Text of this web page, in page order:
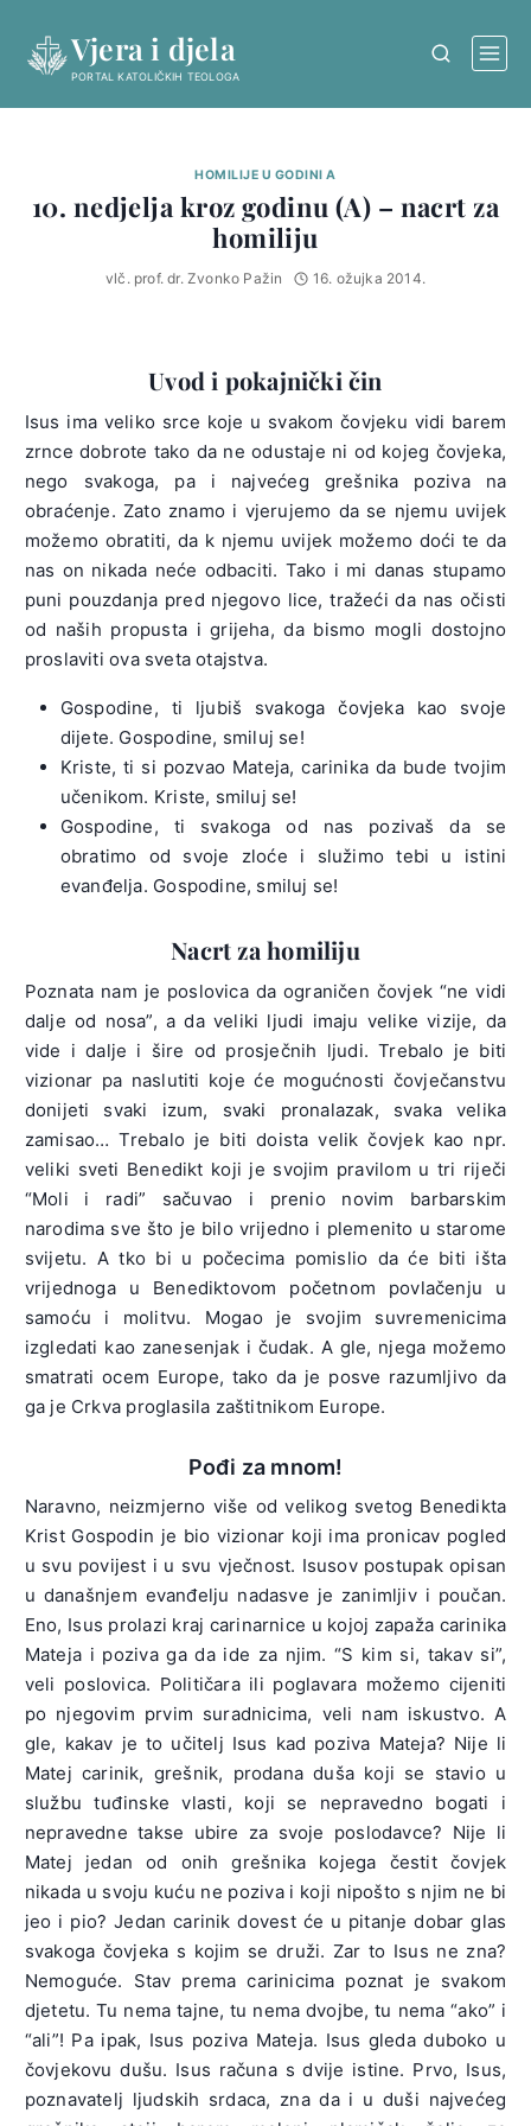
content
Vjera i djela
PORTAL KATOLIČKIH TEOLOGA
HOMILIJE U GODINI A
10. nedjelja kroz godinu (A) – nacrt za
homiliju
vlč. prof. dr. Zvonko Pažin 16. ožujka 2014.
Uvod i pokajnički čin
Isus ima veliko srce koje u svakom čovjeku vidi barem
zrnce dobrote tako da ne odustaje ni od kojeg čovjeka,
nego svakoga, pa i najvećeg grešnika poziva na
obraćenje. Zato znamo i vjerujemo da se njemu uvijek
možemo obratiti, da k njemu uvijek možemo doći te da
nas on nikada neće odbaciti. Tako i mi danas stupamo
puni pouzdanja pred njegovo lice, tražeći da nas očisti
od naših propusta i grijeha, da bismo mogli dostojno
proslaviti ova sveta otajstva.
Gospodine, ti ljubiš svakoga čovjeka kao svoje
dijete. Gospodine, smiluj se!
Kriste, ti si pozvao Mateja, carinika da bude tvojim
učenikom. Kriste, smiluj se!
Gospodine, ti svakoga od nas pozivaš da se
obratimo od svoje zloće i služimo tebi u istini
evanđelja. Gospodine, smiluj se!
Nacrt za homiliju
Poznata nam je poslovica da ograničen čovjek “ne vidi
dalje od nosa”, a da veliki ljudi imaju velike vizije, da
vide i dalje i šire od prosječnih ljudi. Trebalo je biti
vizionar pa naslutiti koje će mogućnosti čovječanstvu
donijeti svaki izum, svaki pronalazak, svaka velika
zamisao… Trebalo je biti doista velik čovjek kao npr.
veliki sveti Benedikt koji je svojim pravilom u tri riječi
“Moli i radi” sačuvao i prenio novim barbarskim
narodima sve što je bilo vrijedno i plemenito u starome
svijetu. A tko bi u počecima pomislio da će biti išta
vrijednoga u Benediktovom početnom povlačenju u
samoću i molitvu. Mogao je svojim suvremenicima
izgledati kao zanesenjak i čudak. A gle, njega možemo
smatrati ocem Europe, tako da je posve razumljivo da
ga je Crkva proglasila zaštitnikom Europe.
Pođi za mnom!
Naravno, neizmjerno više od velikog svetog Benedikta
Krist Gospodin je bio vizionar koji ima pronicav pogled
u svu povijest i u svu vječnost. Isusov postupak opisan
u današnjem evanđelju nadasve je zanimljiv i poučan.
Eno, Isus prolazi kraj carinarnice u kojoj zapaža carinika
Mateja i poziva ga da ide za njim. “S kim si, takav si”,
veli poslovica. Političara ili poglavara možemo cijeniti
po njegovim prvim suradnicima, veli nam iskustvo. A
gle, kakav je to učitelj Isus kad poziva Mateja? Nije li
Matej carinik, grešnik, prodana duša koji se stavio u
službu tuđinske vlasti, koji se nepravedno bogati i
nepravedne takse ubire za svoje poslodavce? Nije li
Matej jedan od onih grešnika kojega čestit čovjek
nikada u svoju kuću ne poziva i koji nipošto s njim ne bi
jeo i pio? Jedan carinik dovest će u pitanje dobar glas
svakoga čovjeka s kojim se druži. Zar to Isus ne zna?
Nemoguće. Stav prema carinicima poznat je svakom
djetetu. Tu nema tajne, tu nema dvojbe, tu nema “ako” i
“ali”! Pa ipak, Isus poziva Mateja. Isus gleda duboko u
čovjekovu dušu. Isus računa s dvije istine. Prvo, Isus,
poznavatelj ljudskih srdaca, zna da i u duši najvećeg